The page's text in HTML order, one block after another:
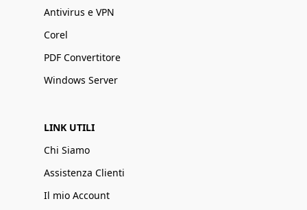
Antivirus e VPN
Corel
PDF Convertitore
Windows Server
LINK UTILI
Chi Siamo
Assistenza Clienti
Il mio Account